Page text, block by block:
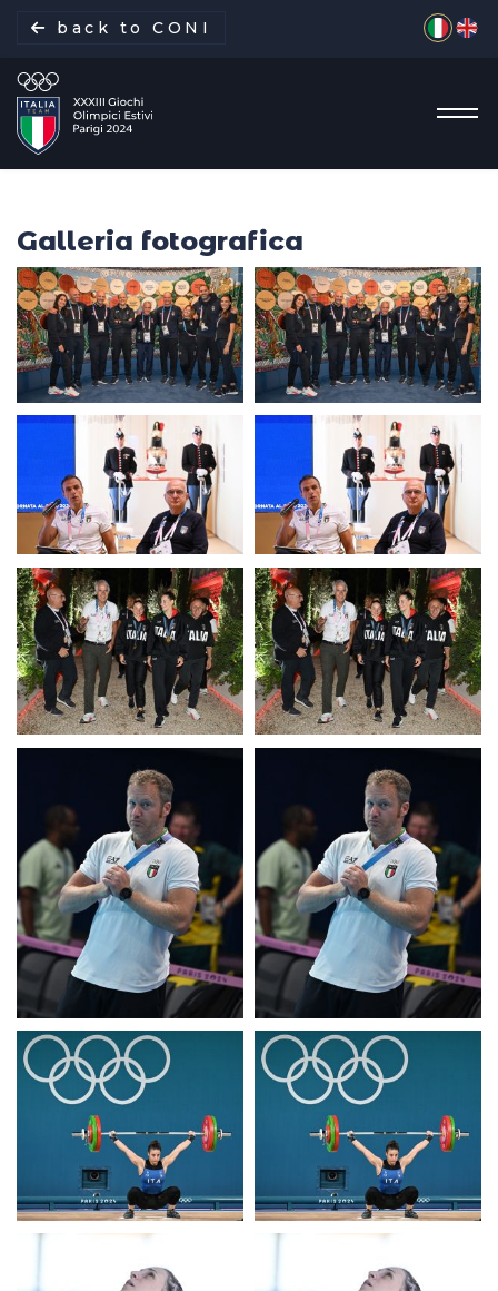
back to CONI
La missione
Italia Team
Discipline
Gare
Casa Italia
News
Media
Galleria fotografica